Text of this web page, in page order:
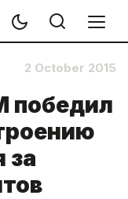
2 October 2015
победил
за